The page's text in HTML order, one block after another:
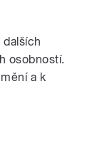
osobností.
a k